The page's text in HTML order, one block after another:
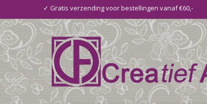
✓ Gratis verzending voor bestellingen vanaf €60,-